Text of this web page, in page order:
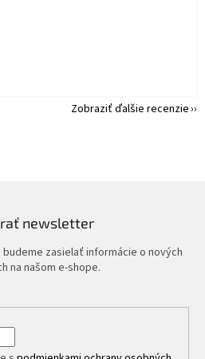
je 5 z 5 hviezdičiek.
Zobraziť ďalšie recenzie
newsletter
budeme zasielať informácie o nových
na našom e-shope.